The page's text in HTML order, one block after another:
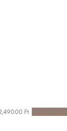
Ft.